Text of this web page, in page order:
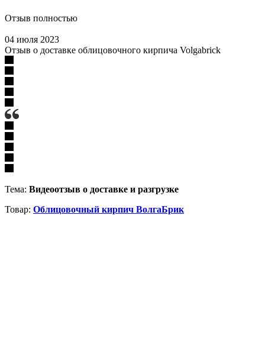
Отзыв полностью
04 июля 2023
Отзыв о доставке облицовочного кирпича Volgabrick
Тема: Видеоотзыв о доставке и разгрузке
Товар: Облицовочный кирпич ВолгаБрик